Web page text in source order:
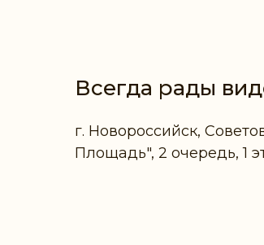
Всегда рады
г. Новороссийск,
Площадь", 2 очередь, 1